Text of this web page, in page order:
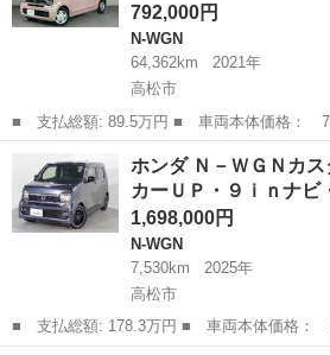
792,000円
N-WGN
64,362km
2021年
高松市
■ 支払総額: 89.5万円 ■ 車両本体価格： 792,000 円 ■ メーカー
名： ホンダ ■ 車種名： Ｎ－ＷＧＮ ■
センシング ＬＥＤ・フルセグ・メモリナビ
ヒーター・Ｕ...
N-WGN
ホンダ Ｎ－ＷＧＮカ
カーＵＰ・９ｉｎナ
1,698,000円
N-WGN
7,530km
2025年
高松市
■ 支払総額: 178.3万円 ■ 車両本体価格： 1,698,000 円 ■ メーカ
ー名： ホンダ ■ 車種名： Ｎ－ＷＧＮカ